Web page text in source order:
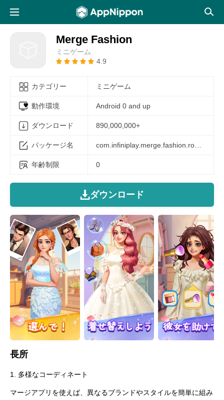
Merge Fashion
ミニゲーム
4.9
カテゴリー ミニゲーム
動作環境 Android 0 and up
ダウンロード 890,000,000+
パッケージ名
年齢制限 0
ダウンロード
長所
1. 多様なコーディネート
マージアプリを使えば、異なるブランドやスタイルを簡単に組み